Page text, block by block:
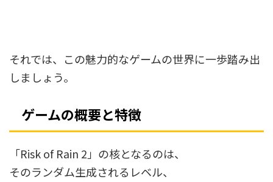
それでは、この魅力的なゲームの世界に一歩踏み出
しましょう。
ゲームの概要と特徴
「Risk of Rain 2」の核となるのは、
そのランダム生成されるレベル、